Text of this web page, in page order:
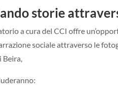
storie
a cura del CCI offre
sociale attraverso le
Beira,